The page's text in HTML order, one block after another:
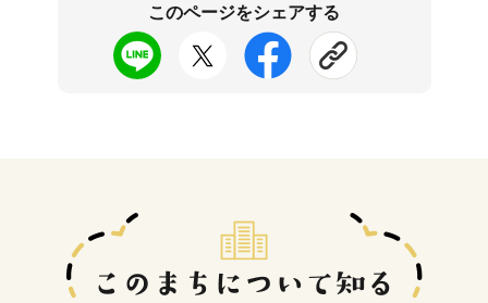
このページをシェアする